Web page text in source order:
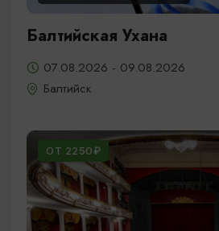
Балтийская Ухана
07.08.2026 - 09.08.2026
Балтийск
ОТ 2250₽